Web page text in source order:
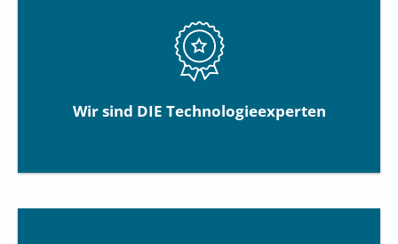
Wir sind DIE Technologieexperten